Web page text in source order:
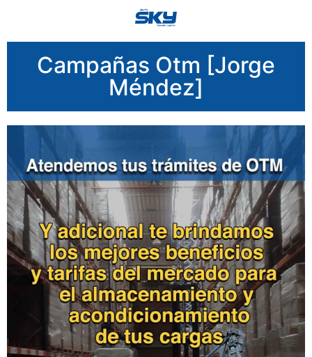
Campañas Otm [Jorge
Méndez]